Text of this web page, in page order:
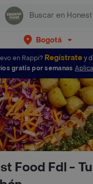
Bogotá
en Rappi? Regístratey
gratis por semanas
Food Fdl -